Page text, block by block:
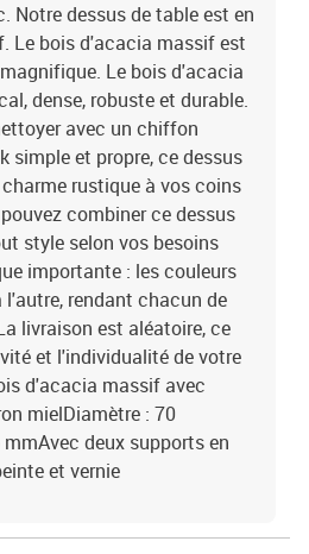
Notre dessus de table est en
Le bois d'acacia massif est
Le bois d'acacia
dense, robuste et durable.
avec un chiffon
simple et propre, ce dessus
rustique à vos coins
combiner ce dessus
style selon vos besoins
importante : les couleurs
rendant chacun de
livraison est aléatoire, ce
et l'individualité de votre
d'acacia massif avec
mielDiamètre : 70
deux supports en
et vernie